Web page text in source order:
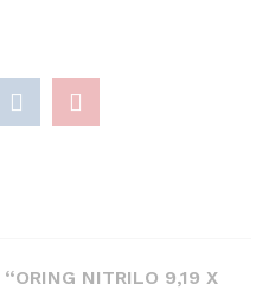
NITRILO 9,19 X